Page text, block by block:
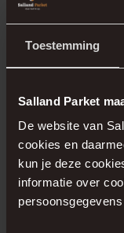
Toestemming
Salland Parket
De website van
cookies en
kun je deze
informatie over
Welke stijl je
jouw woning in
jouw